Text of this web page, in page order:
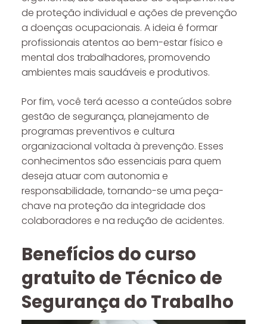
de proteção individual e ações de prevenção
a doenças ocupacionais. A ideia é formar
profissionais atentos ao bem-estar físico e
mental dos trabalhadores, promovendo
ambientes mais saudáveis e produtivos.
Por fim, você terá acesso a conteúdos sobre
gestão de segurança, planejamento de
programas preventivos e cultura
organizacional voltada à prevenção. Esses
conhecimentos são essenciais para quem
deseja atuar com autonomia e
responsabilidade, tornando-se uma peça-
chave na proteção da integridade dos
colaboradores e na redução de acidentes.
Benefícios do curso
gratuito de Técnico de
Segurança do Trabalho